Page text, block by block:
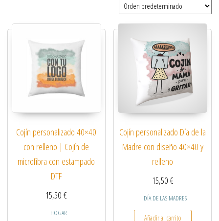
Cojín personalizado 40×40
con relleno | Cojín de
microfibra con estampado
DTF
15,50€
HOGAR
Cojín personalizado Día de la
Madre con diseño 40×40 y
relleno
15,50€
DÍA DE LAS MADRES
Añadir al carrito